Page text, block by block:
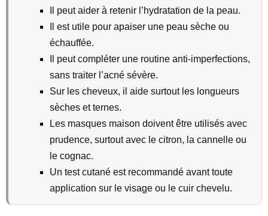
Il peut aider à retenir l’hydratation de la peau.
Il est utile pour apaiser une peau sèche ou
échauffée.
Il peut compléter une routine anti-imperfections,
sans traiter l’acné sévère.
Sur les cheveux, il aide surtout les longueurs
sèches et ternes.
Les masques maison doivent être utilisés avec
prudence, surtout avec le citron, la cannelle ou
le cognac.
Un test cutané est recommandé avant toute
application sur le visage ou le cuir chevelu.